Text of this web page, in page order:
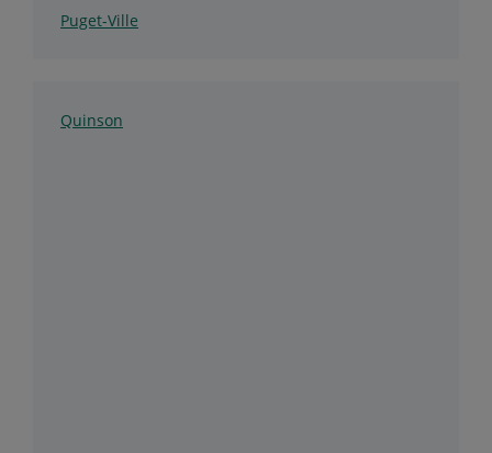
Puget-Ville
Quinson